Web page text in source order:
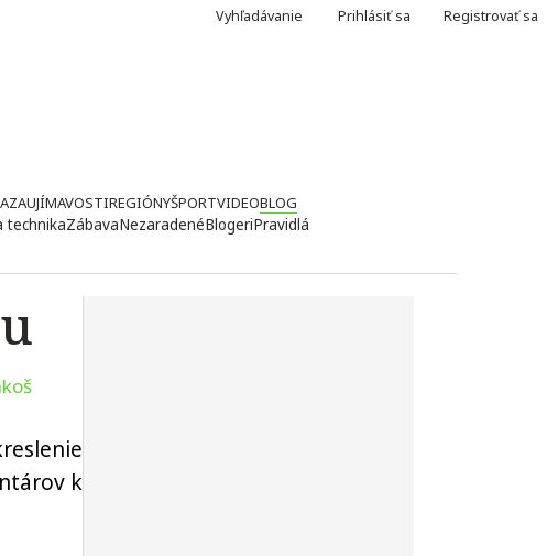
Vyhľadávanie Prihlásiť sa Registrovať sa
ZAUJÍMAVOSTIREGIÓNYŠPORTVIDEOBLOG
technikaZábavaNezaradenéBlogeriPravidlá
k